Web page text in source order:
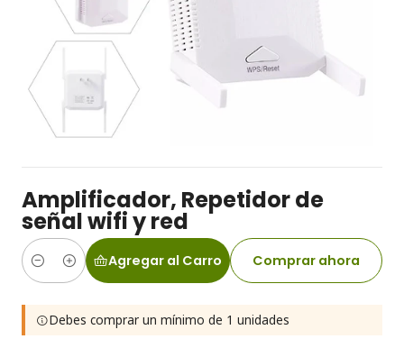
Amplificador, Repetidor de
señal wifi y red
Cantidad
Agregar al Carro Comprar ahora
Debes comprar un mínimo de 1 unidades